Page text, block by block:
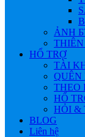
ẢNH
HỔ TRỢ
TÀI
THEO
HỔ
HỎI &
BLOG
Liên hệ